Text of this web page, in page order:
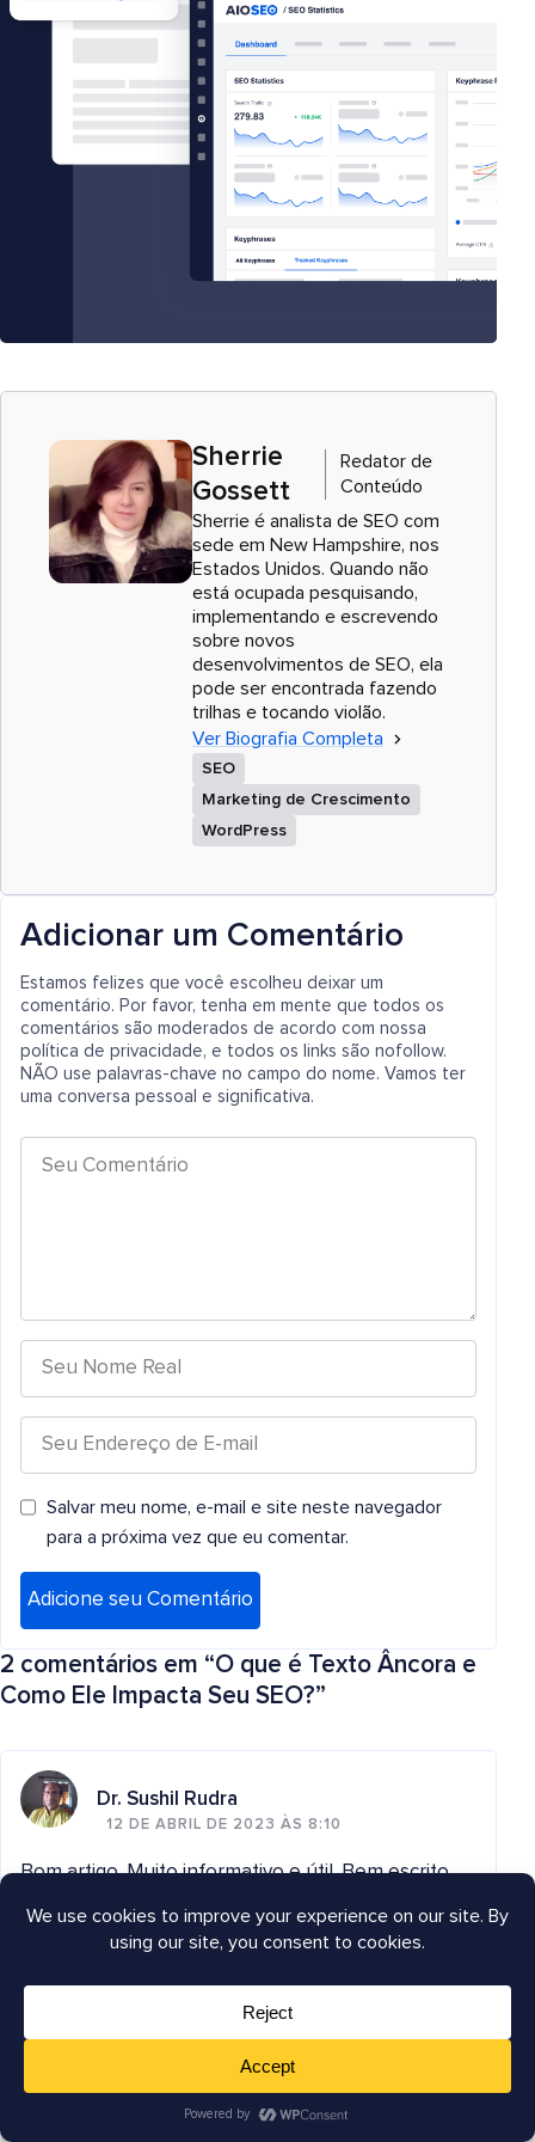
Sherrie
Gossett
Redator de
Conteúdo
Sherrie é analista de SEO com
sede em New Hampshire, nos
Estados Unidos. Quando não
está ocupada pesquisando,
implementando e escrevendo
sobre novos
desenvolvimentos de SEO, ela
pode ser encontrada fazendo
trilhas e tocando violão.
Ver Biografia Completa
SEO
Marketing de Crescimento
WordPress
Adicionar um Comentário
Estamos felizes que você escolheu deixar um
comentário. Por favor, tenha em mente que todos os
comentários são moderados de acordo com nossa
política de privacidade, e todos os links são nofollow.
NÃO use palavras-chave no campo do nome. Vamos ter
uma conversa pessoal e significativa.
Salvar meu nome, e-mail e site neste navegador
para a próxima vez que eu comentar.
2 comentários em “O que é Texto Âncora e
Como Ele Impacta Seu SEO?”
Dr. Sushil Rudra
12 DE ABRIL DE 2023 ÀS 8:10
Bom artigo. Muito informativo e útil. Bem escrito.
Responder
Sherrie Gossett